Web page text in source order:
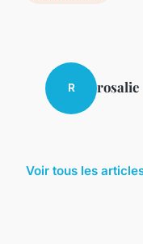
R rosalie
Voir tous les